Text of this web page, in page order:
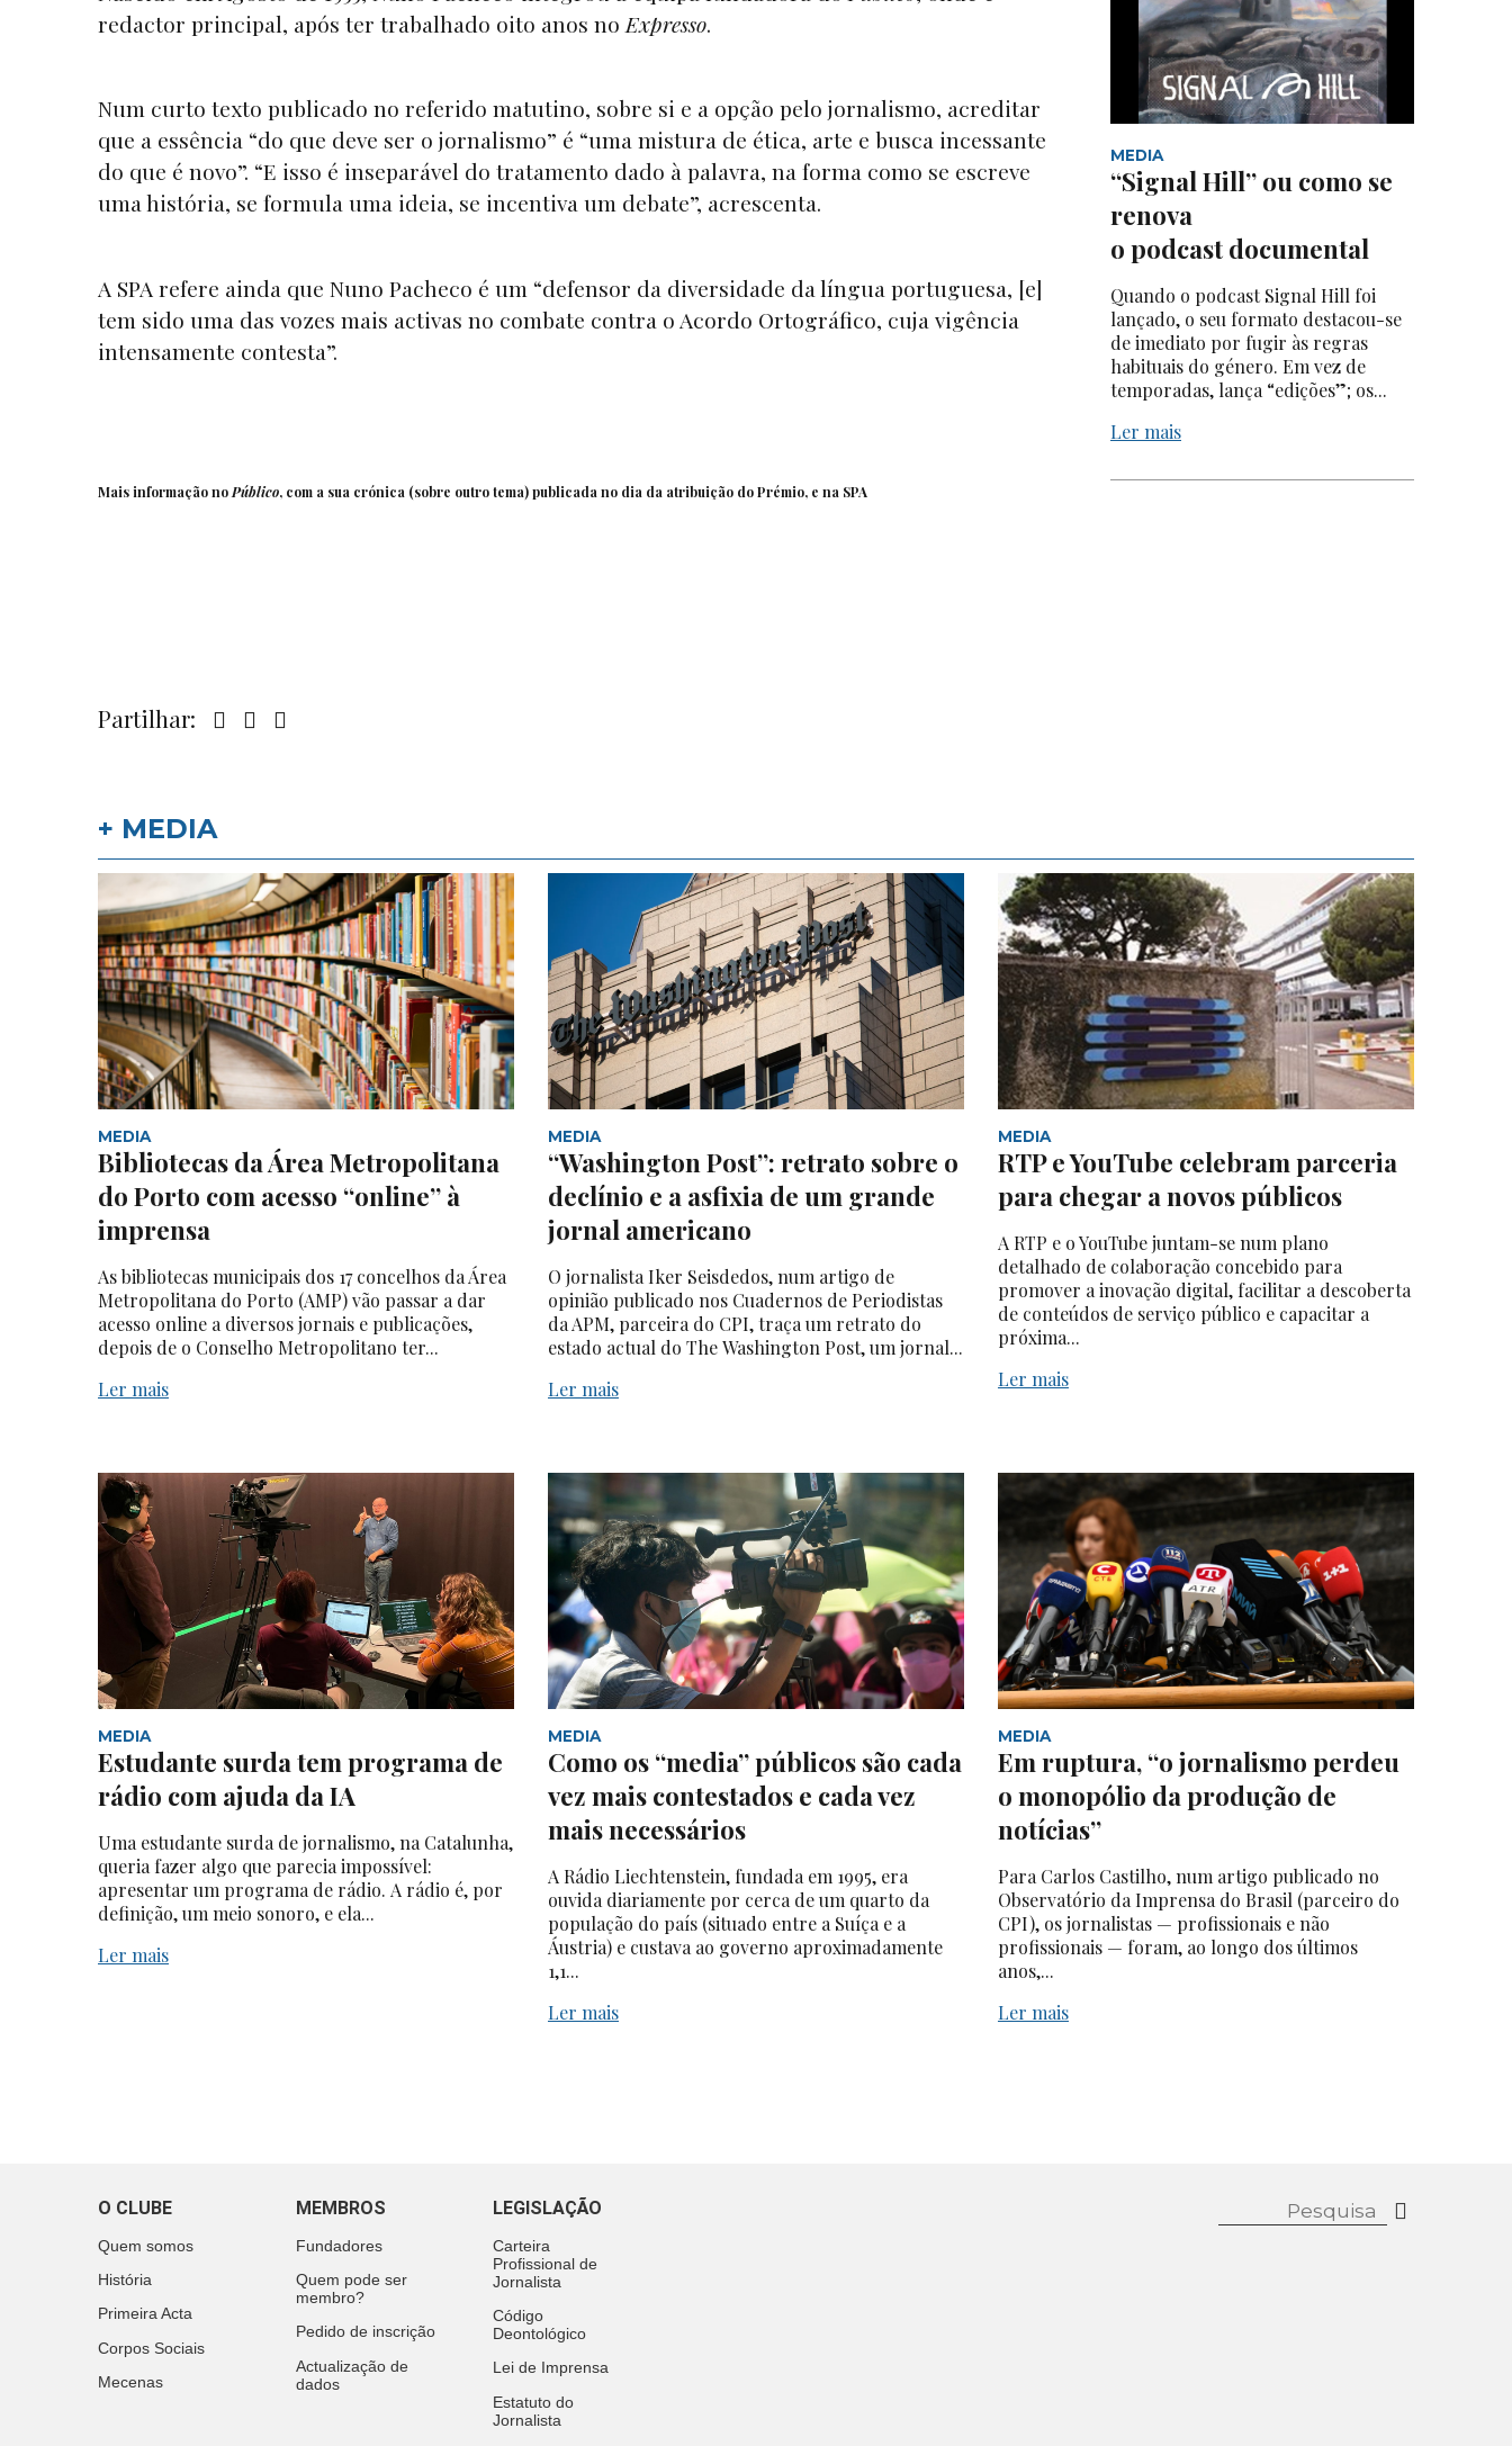
redactor principal, após ter trabalhado oito anos no Expresso.
Num curto texto publicado no referido matutino, sobre si e a opção pelo jornalismo, acreditar
que a essência “do que deve ser o jornalismo” é “uma mistura de ética, arte e busca incessante
do que é novo”. “E isso é inseparável do tratamento dado à palavra, na forma como se escreve
uma história, se formula uma ideia, se incentiva um debate”, acrescenta.
A SPA refere ainda que Nuno Pacheco é um “defensor da diversidade da língua portuguesa, [e]
tem sido uma das vozes mais activas no combate contra o Acordo Ortográfico, cuja vigência
intensamente contesta”.
Mais informação noPúblico, com a sua crónica (sobre outro tema) publicada no dia da atribuição do Prémio, e na SPA
Partilhar:
MEDIA
“Signal Hill” ou como se
renova
o podcast documental
Quando o podcast Signal Hill foi
lançado, o seu formato destacou-se
de imediato por fugir às regras
habituais do género. Em vez de
temporadas, lança “edições”; os...
Ler mais
+ MEDIA
MEDIA
Bibliotecas da Área Metropolitana
do Porto com acesso “online” à
imprensa
As bibliotecas municipais dos 17 concelhos da Área
Metropolitana do Porto (AMP) vão passar a dar
acesso online a diversos jornais e publicações,
depois de o Conselho Metropolitano ter...
Ler mais
MEDIA
“Washington Post”: retrato sobre o
declínio e a asfixia de um grande
jornal americano
O jornalista Iker Seisdedos, num artigo de
opinião publicado nos Cuadernos de Periodistas
da APM, parceira do CPI, traça um retrato do
estado actual do The Washington Post, um jornal...
Ler mais
MEDIA
RTP e YouTube celebram parceria
para chegar a novos públicos
A RTP e o YouTube juntam-se num plano
detalhado de colaboração concebido para
promover a inovação digital, facilitar a descoberta
de conteúdos de serviço público e capacitar a
próxima...
Ler mais
MEDIA
Estudante surda tem programa de
rádio com ajuda da IA
Uma estudante surda de jornalismo, na Catalunha,
queria fazer algo que parecia impossível:
apresentar um programa de rádio. A rádio é, por
definição, um meio sonoro, e ela...
Ler mais
MEDIA
Como os “media” públicos são cada
vez mais contestados e cada vez
mais necessários
A Rádio Liechtenstein, fundada em 1995, era
ouvida diariamente por cerca de um quarto da
população do país (situado entre a Suíça e a
Áustria) e custava ao governo aproximadamente
1,1...
Ler mais
MEDIA
Em ruptura, “o jornalismo perdeu
o monopólio da produção de
notícias”
Para Carlos Castilho, num artigo publicado no
Observatório da Imprensa do Brasil (parceiro do
CPI), os jornalistas — profissionais e não
profissionais — foram, ao longo dos últimos
anos,...
Ler mais
O CLUBE
Quem somos
História
Primeira Acta
Corpos Sociais
Mecenas
MEMBROS
Fundadores
Quem pode ser
membro?
Pedido de inscrição
Actualização de
dados
LEGISLAÇÃO
Carteira
Profissional de
Jornalista
Código
Deontológico
Lei de Imprensa
Estatuto do
Jornalista